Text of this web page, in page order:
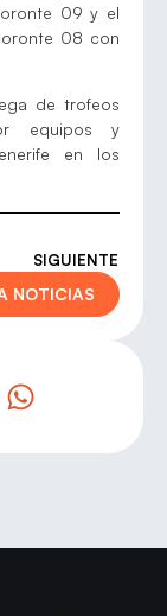
09 y el
08 con
de trofeos
equipos y
en los
SIGUIENTE
NOTICIAS